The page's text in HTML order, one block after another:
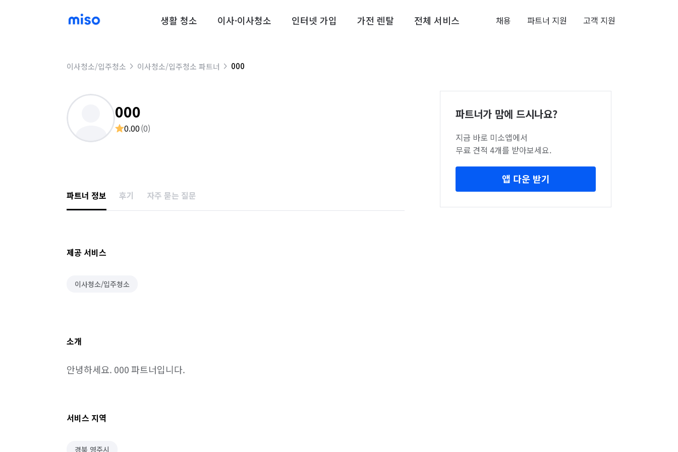
생활 청소 이사·이사청소 인터넷 가입 가전 렌탈 전체 서비스 채용 파트너 지원 고객 지원
이사청소/입주청소 이사청소/입주청소 파트너 000
000
0.00(0)
파트너 정보 후기 자주 묻는 질문
제공 서비스
이사청소/입주청소
소개
안녕하세요. 000 파트너입니다.
서비스 지역
경북 영주시
파트너가 맘에 드시나요?
지금 바로 미소앱에서
무료 견적 4개를 받아보세요.
앱 다운 받기